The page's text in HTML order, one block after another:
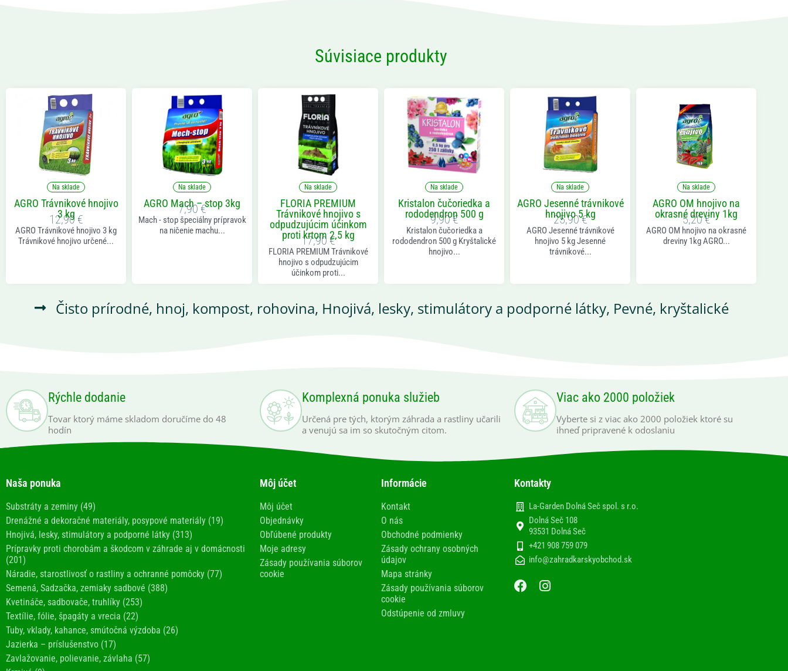
Súvisiace produkty
Na sklade
AGRO Trávnikové hnojivo
3 kg
12,90 €
AGRO Trávnikové hnojivo 3 kg
Trávnikové hnojivo určené...
Na sklade
AGRO Mach – stop 3kg
7,90 €
Mach - stop špeciálny prípravok
na ničenie machu...
Na sklade
FLORIA PREMIUM
Trávnikové hnojivo s
odpudzujúcim účinkom
proti krtom 2,5 kg
17,90 €
FLORIA PREMIUM Trávnikové
hnojivo s odpudzujúcim
účinkom proti...
Na sklade
Kristalon čučoriedka a
rododendron 500 g
9,90€
Kristalon čučoriedka a
rododendron 500 g Kryštalické
hnojivo...
Na sklade
AGRO Jesenné trávnikové
hnojivo 5 kg
25,90€
AGRO Jesenné trávnikové
hnojivo 5 kg Jesenné
trávnikové...
Na sklade
AGRO OM hnojivo na
okrasné dreviny 1kg
5,20€
AGRO OM hnojivo na okrasné
dreviny 1kg AGRO...
Čisto prírodné, hnoj, kompost, rohovina, Hnojivá, lesky, stimulátory a podporné látky, Pevné, kryštalické
Rýchle dodanie
Tovar ktorý máme skladom doručíme do 48
hodín
Komplexná ponuka služieb
Určená pre tých, ktorým záhrada a rastliny učarili
a venujú sa im so skutočným citom.
Viac ako 2000 položiek
Vyberte si z viac ako 2000 položiek ktoré su
ihneď pripravené k odoslaniu
Naša ponuka
Substráty a zeminy (49)
Drenážné a dekoračné materiály, posypové materiály (19)
Hnojivá, lesky, stimulátory a podporné látky (313)
Prípravky proti chorobám a škodcom v záhrade aj v domácnosti
(201)
Náradie, starostlivosť o rastliny a ochranné pomôcky (77)
Semená, Sadzačka, zemiaky sadbové (388)
Kvetináče, sadbovače, truhlíky (253)
Textílie, fólie, špagáty a vrecia (22)
Tuby, vklady, kahance, smútočná výzdoba (26)
Jazierka – príslušenstvo (17)
Zavlažovanie, polievanie, závlaha (57)
Môj účet
Môj účet
Objednávky
Obľúbené produkty
Moje adresy
Zásady používania súborov
cookie
Informácie
Kontakt
O nás
Obchodné podmienky
Zásady ochrany osobných
údajov
Mapa stránky
Zásady používania súborov
cookie
Odstúpenie od zmluvy
Kontakty
La-Garden Dolná Seč spol. s r.o.
Dolná Seč 108
93531 Dolná Seč
+421 908 759 079
info@zahradkarskyobchod.sk
F
a
I
n